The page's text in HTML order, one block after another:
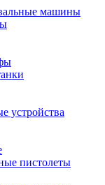
машины
устройства
пистолеты